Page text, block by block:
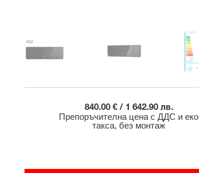
840.00 € / 1 642.90 лв.
Препоръчителна цена с ДДС и еко
такса, без монтаж